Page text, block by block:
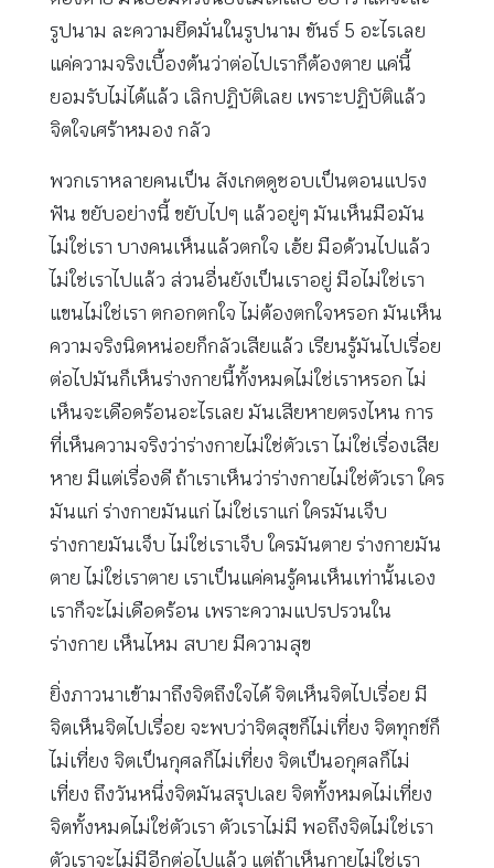
รูปนาม ละความยึดมั่นในรูปนาม ขันธ์ 5 อะไรเลย
แค่ความจริงเบื้องต้นว่าต่อไปเราก็ต้องตาย แค่นี้
ยอมรับไม่ได้แล้ว เลิกปฏิบัติเลย เพราะปฏิบัติแล้ว
จิตใจเศร้าหมอง กลัว
พวกเราหลายคนเป็น สังเกตดูชอบเป็นตอนแปรง
ฟัน ขยับอย่างนี้ ขยับไปๆ แล้วอยู่ๆ มันเห็นมือมัน
ไม่ใช่เรา บางคนเห็นแล้วตกใจ เฮ้ย มือด้วนไปแล้ว
ไม่ใช่เราไปแล้ว ส่วนอื่นยังเป็นเราอยู่ มือไม่ใช่เรา
แขนไม่ใช่เรา ตกอกตกใจ ไม่ต้องตกใจหรอก มันเห็น
ความจริงนิดหน่อยก็กลัวเสียแล้ว เรียนรู้มันไปเรื่อย
ต่อไปมันก็เห็นร่างกายนี้ทั้งหมดไม่ใช่เราหรอก ไม่
เห็นจะเดือดร้อนอะไรเลย มันเสียหายตรงไหน การ
ที่เห็นความจริงว่าร่างกายไม่ใช่ตัวเรา ไม่ใช่เรื่องเสีย
หาย มีแต่เรื่องดี ถ้าเราเห็นว่าร่างกายไม่ใช่ตัวเรา ใคร
มันแก่ ร่างกายมันแก่ ไม่ใช่เราแก่ ใครมันเจ็บ
ร่างกายมันเจ็บ ไม่ใช่เราเจ็บ ใครมันตาย ร่างกายมัน
ตาย ไม่ใช่เราตาย เราเป็นแค่คนรู้คนเห็นเท่านั้นเอง
เราก็จะไม่เดือดร้อน เพราะความแปรปรวนใน
ร่างกาย เห็นไหม สบาย มีความสุข
ยิ่งภาวนาเข้ามาถึงจิตถึงใจได้ จิตเห็นจิตไปเรื่อย มี
จิตเห็นจิตไปเรื่อย จะพบว่าจิตสุขก็ไม่เที่ยง จิตทุกข์ก็
ไม่เที่ยง จิตเป็นกุศลก็ไม่เที่ยง จิตเป็นอกุศลก็ไม่
เที่ยง ถึงวันหนึ่งจิตมันสรุปเลย จิตทั้งหมดไม่เที่ยง
จิตทั้งหมดไม่ใช่ตัวเรา ตัวเราไม่มี พอถึงจิตไม่ใช่เรา
ตัวเราจะไม่มีอีกต่อไปแล้ว แต่ถ้าเห็นกายไม่ใช่เรา